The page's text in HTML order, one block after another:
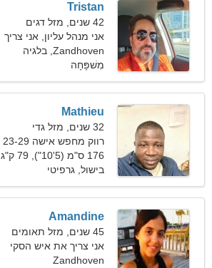
Tristan
42 שנים, מזל דגים
אני מנהל עליון, אני צריך
אישה מיומנת
Zandhoven, בלגיה
מִשׁפָּחָה
Mathieu
32 שנים, מזל גדי
רווק מחפש אישה 23-29
176 ס"מ (5'10"), 79 ק"ג
(174 פאונד)
בישול, גרפיטי
Amandine
45 שנים, מזל תאומים
אני צריך את איש הסקי
המושלם
Zandhoven